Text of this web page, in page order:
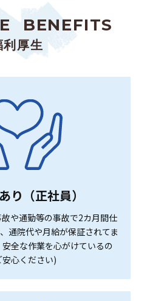
E BENEFITS
利厚生
り（正社員）
や通勤等の事故で2カ月間仕
通院代や月給が保証されてま
全な作業を心がけているの
安心ください)